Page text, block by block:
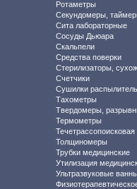
Ротаметры
Секундомеры,
Сита лабораторные
Сосуды Дьюара
Скальпели
Средства поверки
Стерилизаторы,
Счетчики
Сушилки
Тахометры
Твердомеры,
Термометры
Течетрассопоисковая
Толщиномеры
Трубки медицинские
Утилизация
Ультразвуковые